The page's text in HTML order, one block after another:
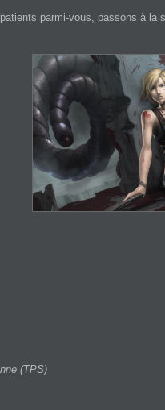
parmi-vous, passons à la
(TPS)